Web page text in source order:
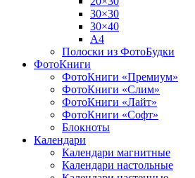
30×30
30×40
A4
Полоски из ФотоБудки
ФотоКниги
ФотоКниги «Премиум»
ФотоКниги «Слим»
ФотоКниги «Лайт»
ФотоКниги «Софт»
Блокноты
Календари
Календари магнитные
Календари настольные